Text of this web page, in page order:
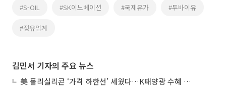
#S-OIL #SK이노베이션 #국제유가 #두바이유
#정유업계
김민서 기자의 주요 뉴스
美 폴리실리콘 ‘가격 하한선’ 세웠다…K태양광 수혜 기대